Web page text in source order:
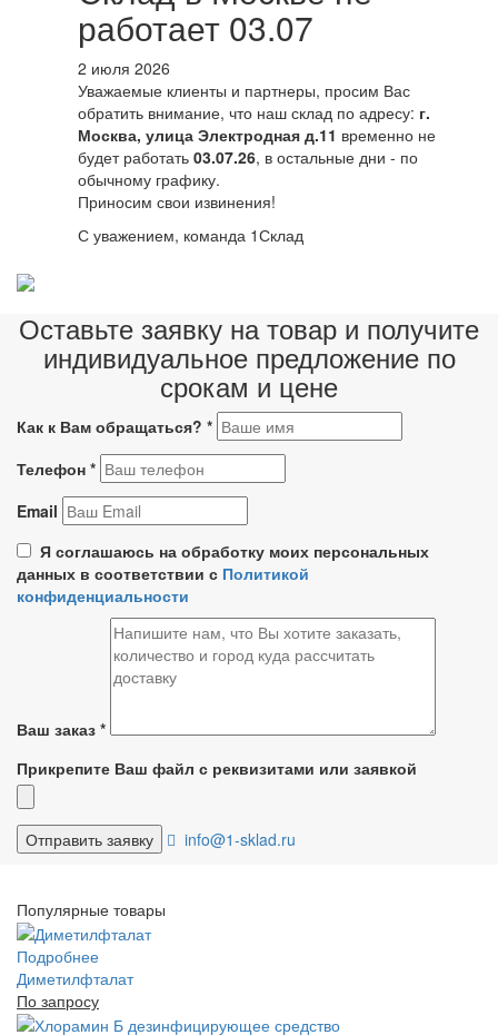
работает 03.07
2 июля 2026
Уважаемые клиенты и партнеры, просим Вас
обратить внимание, что наш склад по адресу: г.
Москва, улица Электродная д.11 временно не
будет работать 03.07.26, в остальные дни - по
обычному графику.
Приносим свои извинения!
С уважением, команда 1Склад
Оставьте заявку на товар и получите
индивидуальное предложение по
срокам и цене
Как к Вам обращаться? *
Телефон *
Email
Я соглашаюсь на обработку моих персональных
данных в соответствии с Политикой
конфиденциальности
Ваш заказ *
Прикрепите Ваш файл с реквизитами или заявкой
info@1-sklad.ru
Популярные товары
Подробнее
Диметилфталат
По запросу